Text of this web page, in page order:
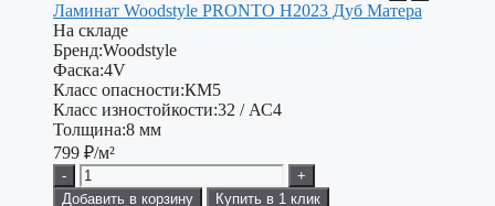
Ламинат Woodstyle PRONTO H2023 Дуб Матера
На складе
Бренд:Woodstyle
Фаска:4V
Класс опасности:КМ5
Класс изностойкости:32 / АС4
Толщина:8 мм
799 ₽/м²
-
+
Добавить в корзину
Купить в 1 клик